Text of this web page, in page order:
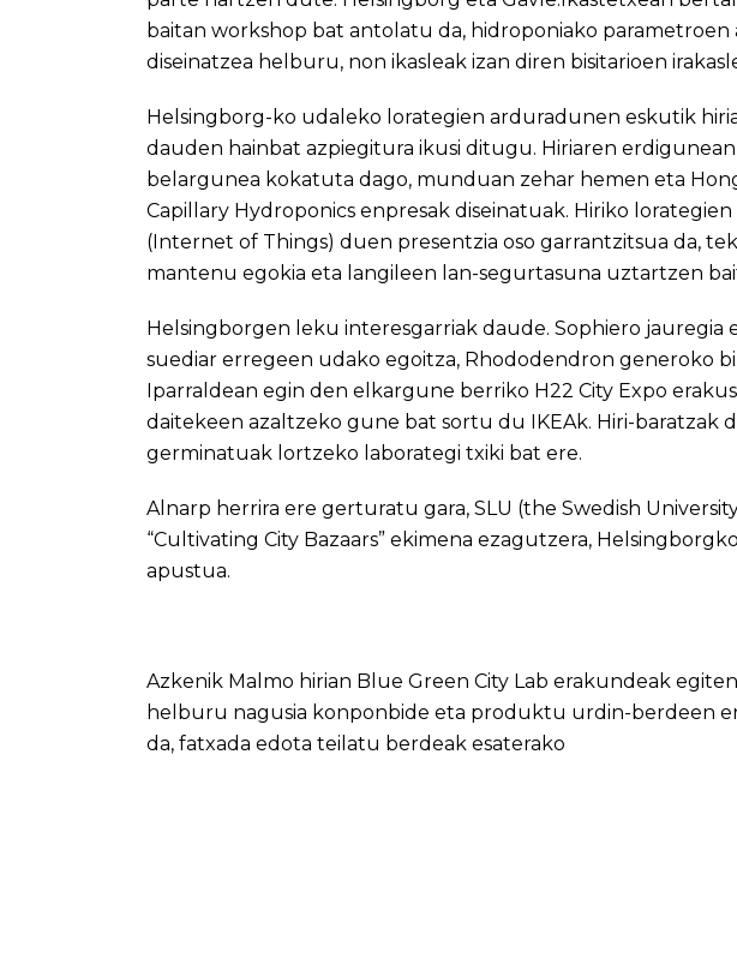
baitan workshop bat antolatu da, hidroponiako parametroen
diseinatzea helburu, non ikasleak izan diren bisitarioen
Helsingborg-ko udaleko lorategien arduradunen eskutik
dauden hainbat azpiegitura ikusi ditugu. Hiriaren
belargunea kokatuta dago, munduan zehar hemen eta
Capillary Hydroponics enpresak diseinatuak. Hiriko
(Internet of Things) duen presentzia oso garrantzitsua da,
mantenu egokia eta langileen lan-segurtasuna uztartzen
Helsingborgen leku interesgarriak daude. Sophiero jauregia
suediar erregeen udako egoitza, Rhododendron generoko
Iparraldean egin den elkargune berriko H22 City Expo
daitekeen azaltzeko gune bat sortu du IKEAk. Hiri-baratzak
germinatuak lortzeko laborategi txiki bat ere.
Alnarp herrira ere gerturatu gara, SLU (the Swedish
“Cultivating City Bazaars” ekimena ezagutzera,
apustua.
Azkenik Malmo hirian Blue Green City Lab erakundeak
helburu nagusia konponbide eta produktu urdin-berdeen
da, fatxada edota teilatu berdeak esaterako